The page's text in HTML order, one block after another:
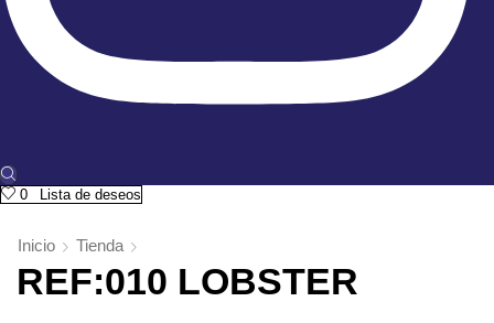
0 Lista de deseos
Inicio Tienda
REF:010 LOBSTER